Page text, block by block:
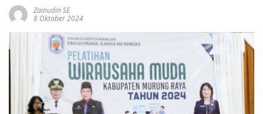
Zainudin SE
8 Oktober 2024